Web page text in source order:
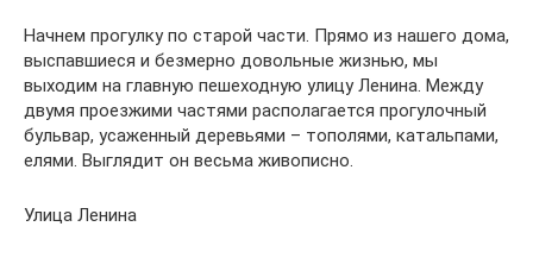
Начнем прогулку по старой части. Прямо из нашего дома,
выспавшиеся и безмерно довольные жизнью, мы
выходим на главную пешеходную улицу Ленина. Между
двумя проезжими частями располагается прогулочный
бульвар, усаженный деревьями – тополями, катальпами,
елями. Выглядит он весьма живописно.
Улица Ленина